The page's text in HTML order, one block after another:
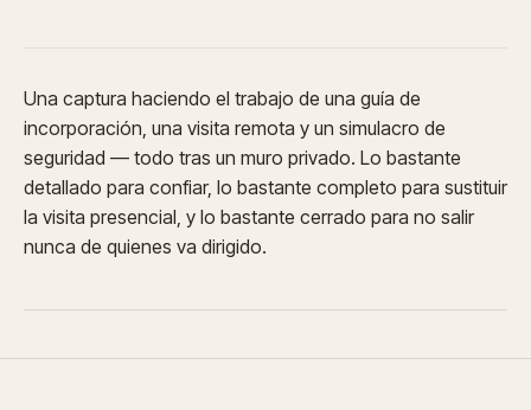
Una captura haciendo el trabajo de una guía de
incorporación, una visita remota y un simulacro de
seguridad — todo tras un muro privado. Lo bastante
detallado para confiar, lo bastante completo para sustituir
la visita presencial, y lo bastante cerrado para no salir
nunca de quienes va dirigido.